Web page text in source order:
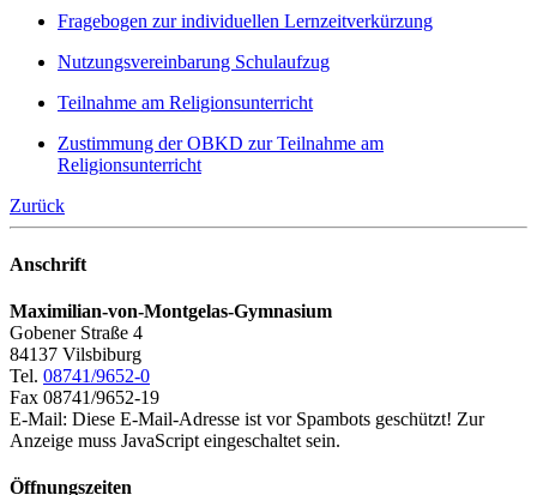
Fragebogen zur individuellen Lernzeitverkürzung
Nutzungsvereinbarung Schulaufzug
Teilnahme am Religionsunterricht
Zustimmung der OBKD zur Teilnahme am
Religionsunterricht
Zurück
Anschrift
Maximilian-von-Montgelas-Gymnasium
Gobener Straße 4
84137 Vilsbiburg
Tel. 08741/9652-0
Fax 08741/9652-19
E-Mail: Diese E-Mail-Adresse ist vor Spambots geschützt! Zur
Anzeige muss JavaScript eingeschaltet sein.
Öffnungszeiten